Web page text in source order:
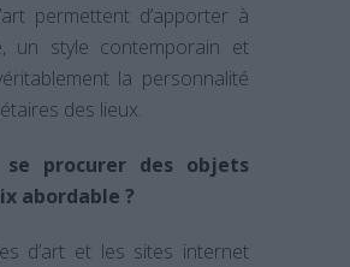
permettent d’apporter à
un style contemporain et
la personnalité
des lieux.
procurer des objets
abordable ?
d’art et les sites internet